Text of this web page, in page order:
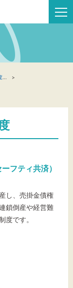
フティ共済）
し、売掛金債権
鎖倒産や経営難
度です。